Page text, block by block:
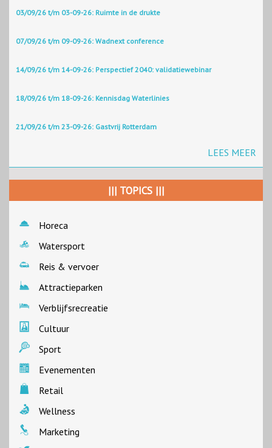
03/09/26 t/m 03-09-26: Ruimte in de drukte
07/09/26 t/m 09-09-26: Wadnext conference
14/09/26 t/m 14-09-26: Perspectief 2040: validatiewebinar
18/09/26 t/m 18-09-26: Kennisdag Waterlinies
21/09/26 t/m 23-09-26: Gastvrij Rotterdam
LEES MEER
||| TOPICS |||
Horeca
Watersport
Reis & vervoer
Attractieparken
Verblijfsrecreatie
Cultuur
Sport
Evenementen
Retail
Wellness
Marketing